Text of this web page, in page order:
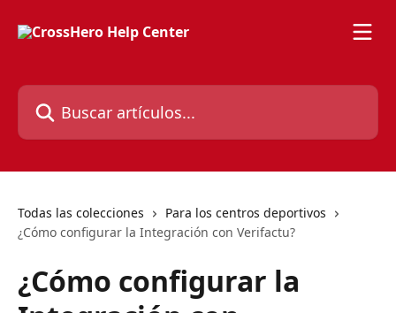
Buscar artículos...
Todas las colecciones
Para los centros deportivos
¿Cómo configurar la Integración con Verifactu?
¿Cómo configurar la